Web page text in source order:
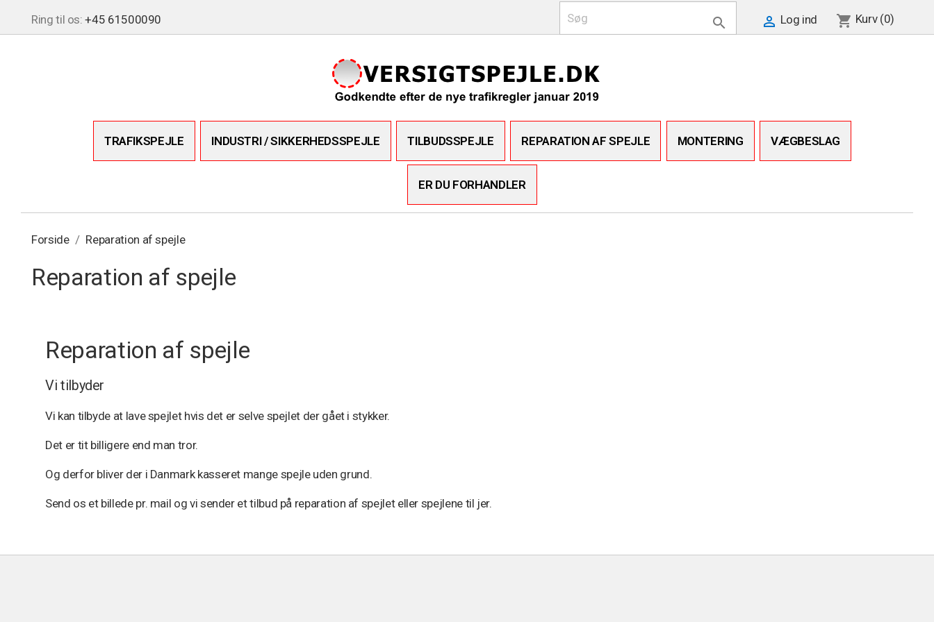
Ring til os:+45 61500090   Log ind shopping_cart Kurv (0)
TRAFIKSPEJLE INDUSTRI / SIKKERHEDSSPEJLE TILBUDSSPEJLE REPARATION AF SPEJLE MONTERING VÆGBESLAG
ER DU FORHANDLER
Forside Reparation af spejle
Reparation af spejle
Reparation af spejle
Vi tilbyder
Vi kan tilbyde at lave spejlet hvis det er selve spejlet der gået i stykker.
Det er tit billigere end man tror.
Og derfor bliver der i Danmark kasseret mange spejle uden grund.
Send os et billede pr. mail og vi sender et tilbud på reparation af spejlet eller spejlene til jer.